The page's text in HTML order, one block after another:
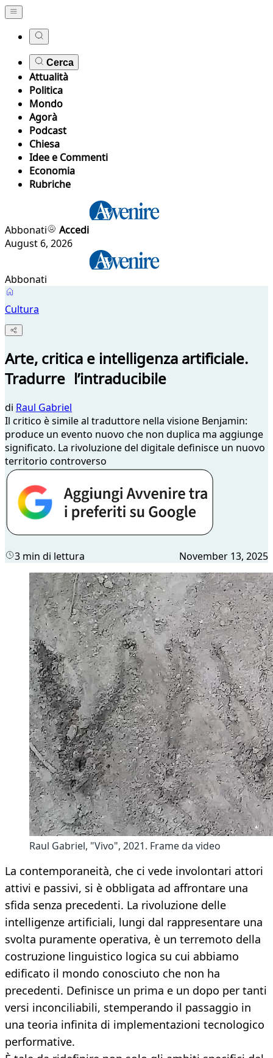
Cerca
Attualità
Politica
Mondo
Agorà
Podcast
Chiesa
Idee e Commenti
Economia
Rubriche
Abbonati
Accedi
August 6, 2026
Abbonati
Cultura
Arte, critica e intelligenza artificiale.
Tradurre l’intraducibile
di Raul Gabriel
Il critico è simile al traduttore nella visione Benjamin:
produce un evento nuovo che non duplica ma aggiunge
significato. La rivoluzione del digitale definisce un nuovo
territorio controverso
3 min di lettura November 13, 2025
Raul Gabriel, "Vivo", 2021. Frame da video
La contemporaneità, che ci vede involontari attori
attivi e passivi, si è obbligata ad affrontare una
sfida senza precedenti. La rivoluzione delle
intelligenze artificiali, lungi dal rappresentare una
svolta puramente operativa, è un terremoto della
costruzione linguistico logica su cui abbiamo
edificato il mondo conosciuto che non ha
precedenti. Definisce un prima e un dopo per tanti
versi inconciliabili, stemperando il passaggio in
una teoria infinita di implementazioni tecnologico
performative.